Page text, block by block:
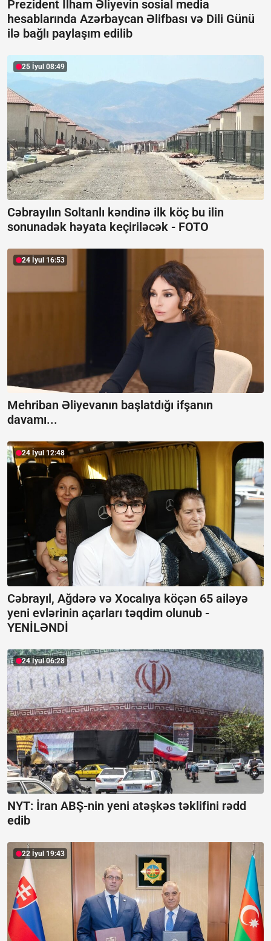
Prezident İlham Əliyevin sosial media
hesablarında Azərbaycan Əlifbası və Dili Günü
ilə bağlı paylaşım edilib
25 İyul 08:49
Cəbrayılın Soltanlı kəndinə ilk köç bu ilin
sonunadək həyata keçiriləcək - FOTO
24 İyul 16:53
Mehriban Əliyevanın başlatdığı ifşanın
davamı...
24 İyul 12:48
Cəbrayıl, Ağdərə və Xocalıya köçən 65 ailəyə
yeni evlərinin açarları təqdim olunub -
YENİLƏNDİ
24 İyul 06:28
NYT: İran ABŞ-nin yeni atəşkəs təklifini rədd
edib
22 İyul 19:43